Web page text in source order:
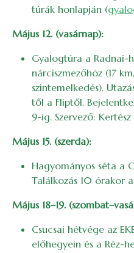
túrák honlapján (
Május 12. (vasárnap):
Gyalogtúra a Radnai-
nárciszmezőhöz (17
szintemelkedés).
től a Fliptől.
9-ig. Szervező: Kertész
Május 15. (szerda):
Hagyományos séta a
Találkozás 10 órakor
Május 18–19.
Csucsai hétvége az
előhegyein és a Réz-